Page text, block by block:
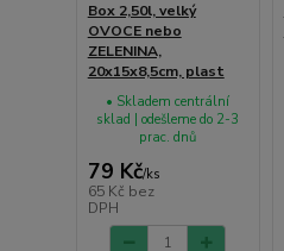
Box 2,50l, velký
OVOCE nebo
ZELENINA,
20x15x8,5cm, plast
79 Kč/ks
65 Kč bez
DPH
• Skladem centrální
sklad | odešleme do 2-3
prac. dnů